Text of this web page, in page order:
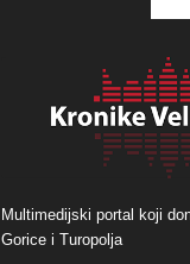
Multimedijski portal koji
Gorice i Turopolja